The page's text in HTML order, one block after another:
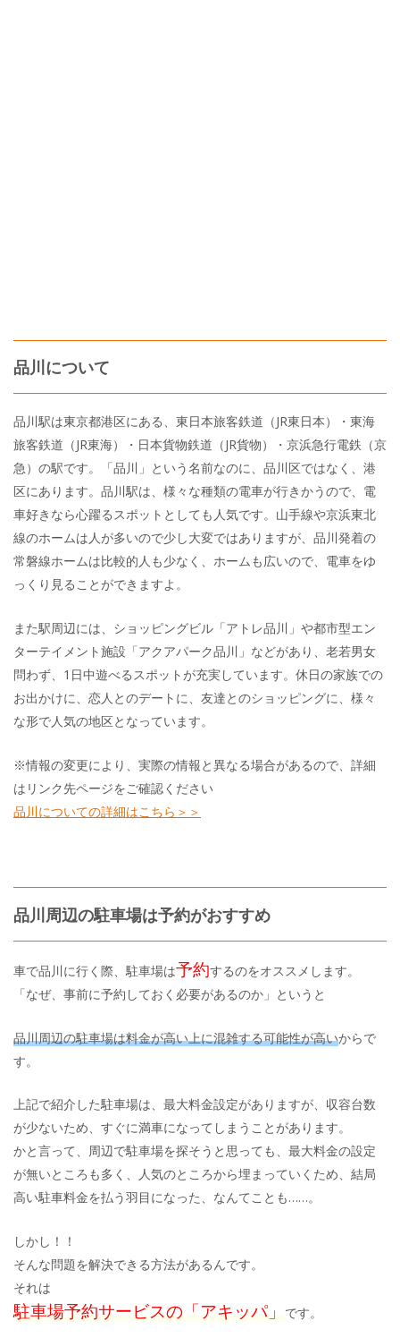
品川について
品川駅は東京都港区にある、東日本旅客鉄道（JR東日本）・東海
旅客鉄道（JR東海）・日本貨物鉄道（JR貨物）・京浜急行電鉄（京
急）の駅です。「品川」という名前なのに、品川区ではなく、港
区にあります。品川駅は、様々な種類の電車が行きかうので、電
車好きなら心躍るスポットとしても人気です。山手線や京浜東北
線のホームは人が多いので少し大変ではありますが、品川発着の
常磐線ホームは比較的人も少なく、ホームも広いので、電車をゆ
っくり見ることができますよ。
また駅周辺には、ショッピングビル「アトレ品川」や都市型エン
ターテイメント施設「アクアパーク品川」などがあり、老若男女
問わず、1日中遊べるスポットが充実しています。休日の家族での
お出かけに、恋人とのデートに、友達とのショッピングに、様々
な形で人気の地区となっています。
※情報の変更により、実際の情報と異なる場合があるので、詳細
はリンク先ページをご確認ください
品川についての詳細はこちら＞＞
品川周辺の駐車場は予約がおすすめ
車で品川に行く際、駐車場は予約するのをオススメします。
「なぜ、事前に予約しておく必要があるのか」というと
品川周辺の駐車場は料金が高い上に混雑する可能性が高いからで
す。
上記で紹介した駐車場は、最大料金設定がありますが、収容台数
が少ないため、すぐに満車になってしまうことがあります。
かと言って、周辺で駐車場を探そうと思っても、最大料金の設定
が無いところも多く、人気のところから埋まっていくため、結局
高い駐車料金を払う羽目になった、なんてことも……。
しかし！！
そんな問題を解決できる方法があるんです。
それは
駐車場予約サービスの「アキッパ」 です。